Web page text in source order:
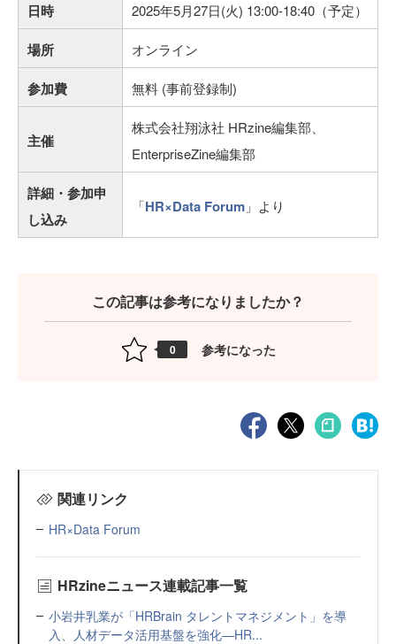
日時 2025年5月27日(火) 13:00-18:40（予定）
場所 オンライン
参加費 無料 (事前登録制)
主催
株式会社翔泳社 HRzine編集部、
EnterpriseZine編集部
詳細・参加申
し込み
「HR×Data Forum 」より
この記事は参考になりましたか？
0 参考になった
関連リンク
HR×Data Forum
HRzineニュース連載記事一覧
小岩井乳業が「HRBrain タレントマネジメント」を導
入、人材データ活用基盤を強化—HR...